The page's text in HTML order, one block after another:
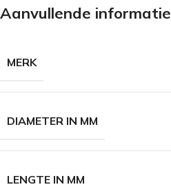
Aanvullende informatie
MERK
DIAMETER IN MM
LENGTE IN MM